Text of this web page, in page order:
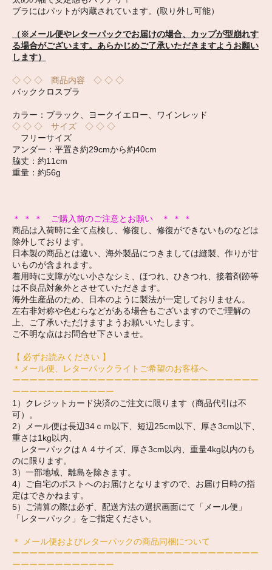
ブラにはパットが内蔵されています。(取り外し可能）
（※メール便やレターパックでお届けの場合、カップが型崩れす
る場合がございます。あらかじめご了承いただきますようお願い
します）
◇ ◇ ◇ 商品内容 ◇ ◇ ◇
バッククロスブラ
カラー：ブラック、ヨークイエロー、ワインレッド
◇ ◇ ◇ サイズ ◇ ◇ ◇
フリーサイズ
アンダー：平置き約29cmから約40cm
脇丈：約11cm
重量：約56g
＊ ＊ ＊ ご購入前のご注意とお願い ＊ ＊ ＊
商品は入荷時に全て点検し、修復し、修復ができないものなどは
除外しております。
日本製の商品とは違い、海外製品につきましては縫製、作りが甘
いものが含まれます。
着用時に支障がない小さなシミ、ほつれ、ひきつれ、接着剤跡等
は不良品対象外とさせていただきます。
海外生産品のため、日本のように製法が一定しておりません。
左右非対称や色むらなどがある場合もございますのでご理解の
上、ご了承いただけますようお願いいたします。
ご不明な点はお問合せ下さいませ。
【 必ずお読みください 】
＊メール便、レターパックライトご希望のお客様へ
ーーーーーーーーーーーーーーーーーーーーーーーーーーーーー
ーーーーーーーーーーーー
1）クレジットカード決済のご注文に限ります（商品代引は不
可）。
2）メール便は長辺34ｃｍ以下、短辺25cm以下、厚さ3cm以下、
重さは1kg以内、
レターパックはＡ４サイズ、厚さ3cm以内、重量4kg以内のも
のに限ります。
3）一部地域、離島を除きます。
4）ご自宅のポストへのお届けとなりますので、お届け日時の指
定はできかねます。
5）ご清算の際は必ず、配送方法の選択画面にて「メール便」
「レターパック」をご指定ください。
＊ メール便およびレターパックの商品同梱について
ーーーーーーーーーーーーーーーーーーーーーーーーーーーーー
ーーーーーーーーーーーー